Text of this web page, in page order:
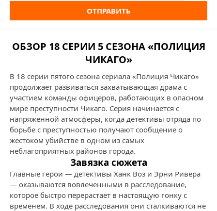
ОТПРАВИТЬ
ОБЗОР 18 СЕРИИ 5 СЕЗОНА «ПОЛИЦИЯ
ЧИКАГО»
В 18 серии пятого сезона сериала «Полиция Чикаго»
продолжает развиваться захватывающая драма с
участием команды офицеров, работающих в опасном
мире преступности Чикаго. Серия начинается с
напряженной атмосферы, когда детективы отряда по
борьбе с преступностью получают сообщение о
жестоком убийстве в одном из самых
неблагоприятных районов города.
Завязка сюжета
Главные герои — детективы Ханк Воз и Эрни Ривера
— оказываются вовлеченными в расследование,
которое быстро перерастает в настоящую гонку с
временем. В ходе расследования они сталкиваются не